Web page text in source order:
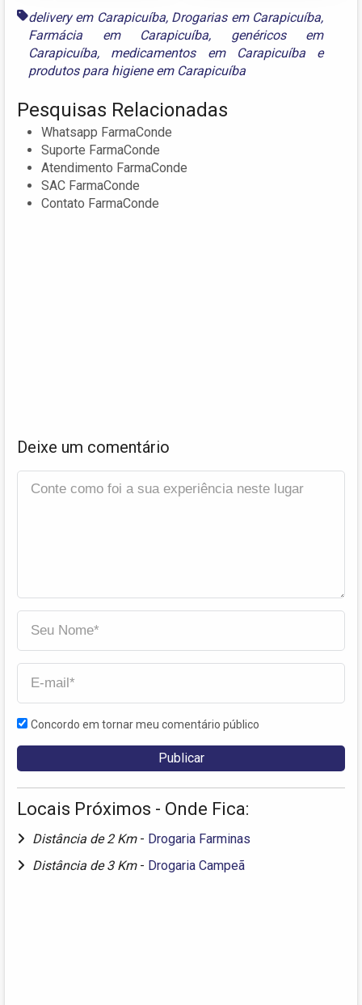
delivery em Carapicuíba, Drogarias em Carapicuíba,
Farmácia em Carapicuíba, genéricos em
Carapicuíba, medicamentos em Carapicuíba e
produtos para higiene em Carapicuíba
Pesquisas Relacionadas
Whatsapp FarmaConde
Suporte FarmaConde
Atendimento FarmaConde
SAC FarmaConde
Contato FarmaConde
Deixe um comentário
Concordo em tornar meu comentário público
Locais Próximos - Onde Fica:
Distância de 2 Km - Drogaria Farminas
Distância de 3 Km - Drogaria Campeã